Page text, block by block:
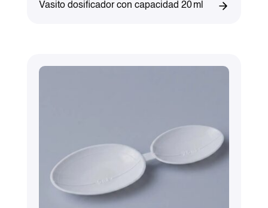
Vasito dosificador con capacidad 20 ml